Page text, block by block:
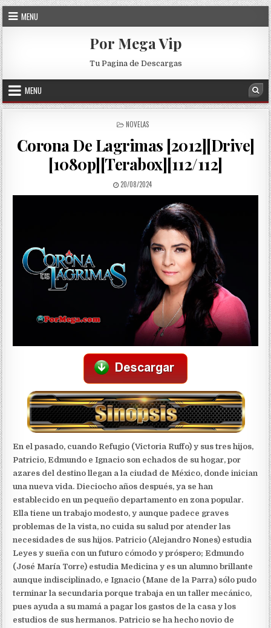
Skip to content
MENU
Por Mega Vip
Tu Pagina de Descargas
MENU
POSTED IN
NOVELAS
Corona De Lagrimas [2012][Drive]
[1080p][Terabox][112/112]
PUBLISHED DATE:
20/08/2024
En el pasado, cuando Refugio (Victoria Ruffo) y sus tres hijos,
Patricio, Edmundo e Ignacio son echados de su hogar, por
azares del destino llegan a la ciudad de México, donde inician
una nueva vida. Dieciocho años después, ya se han
establecido en un pequeño departamento en zona popular.
Ella tiene un trabajo modesto, y aunque padece graves
problemas de la vista, no cuida su salud por atender las
necesidades de sus hijos. Patricio (Alejandro Nones) estudia
Leyes y sueña con un futuro cómodo y próspero; Edmundo
(José María Torre) estudia Medicina y es un alumno brillante
aunque indisciplinado, e Ignacio (Mane de la Parra) sólo pudo
terminar la secundaria porque trabaja en un taller mecánico,
pues ayuda a su mamá a pagar los gastos de la casa y los
estudios de sus hermanos. Patricio se ha hecho novio de